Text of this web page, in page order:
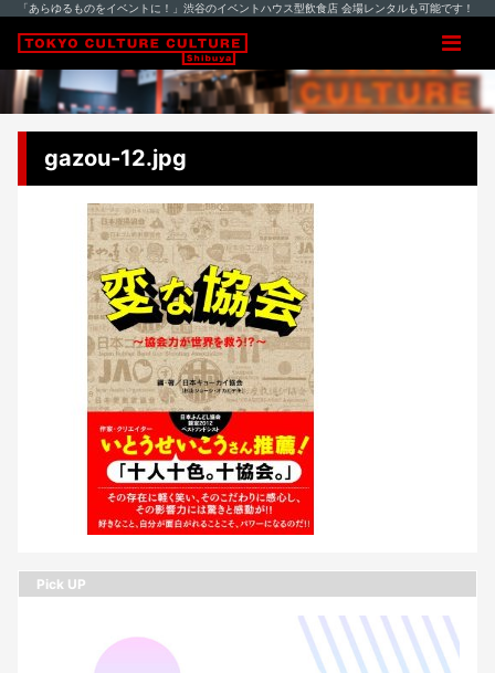
「あらゆるものをイベントに！」渋谷のイベントハウス型飲食店 会場レンタルも可能です！
gazou-12.jpg
Pick UP